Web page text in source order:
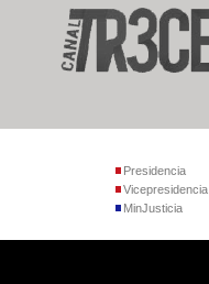
Presidencia
Vicepresidencia
MinJusticia